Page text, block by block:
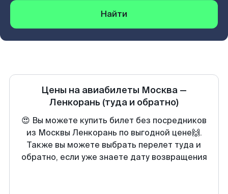
Найти
Цены на авиабилеты Москва —
Ленкорань (туда и обратно)
😍 Вы можете купить билет без посредников
из Москвы Ленкорань по выгодной цене🙌.
Также вы можете выбрать перелет туда и
обратно, если уже знаете дату возвращения